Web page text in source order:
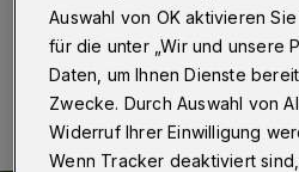
22.07.2023 , 08:00 Uhr Eine
Auswahl von OK aktivieren
für die unter „Wir und unsere
Daten, um Ihnen Dienste
Zwecke. Durch Auswahl von
Widerruf Ihrer Einwilligung
Wenn Tracker deaktiviert